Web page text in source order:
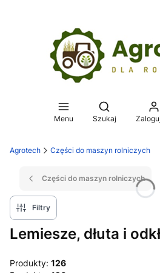
Menu
Otwórz
Szukaj
Agrotech Części do maszyn rolniczych
Części do maszyn rolniczych
Filtry
Lemiesze, dłuta i
Produkty: 126